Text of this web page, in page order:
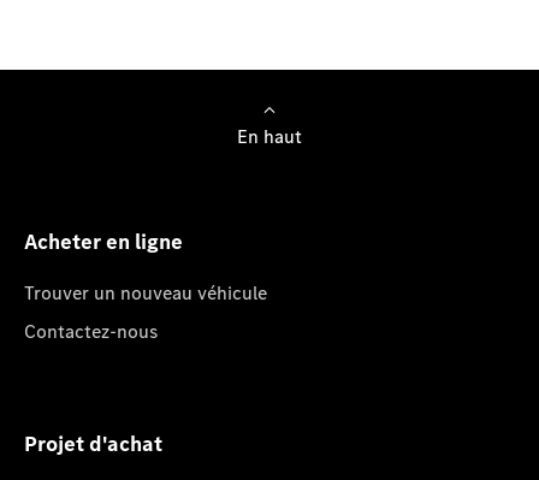
En haut
Acheter en ligne
Trouver un nouveau véhicule
Contactez-nous
Projet d'achat